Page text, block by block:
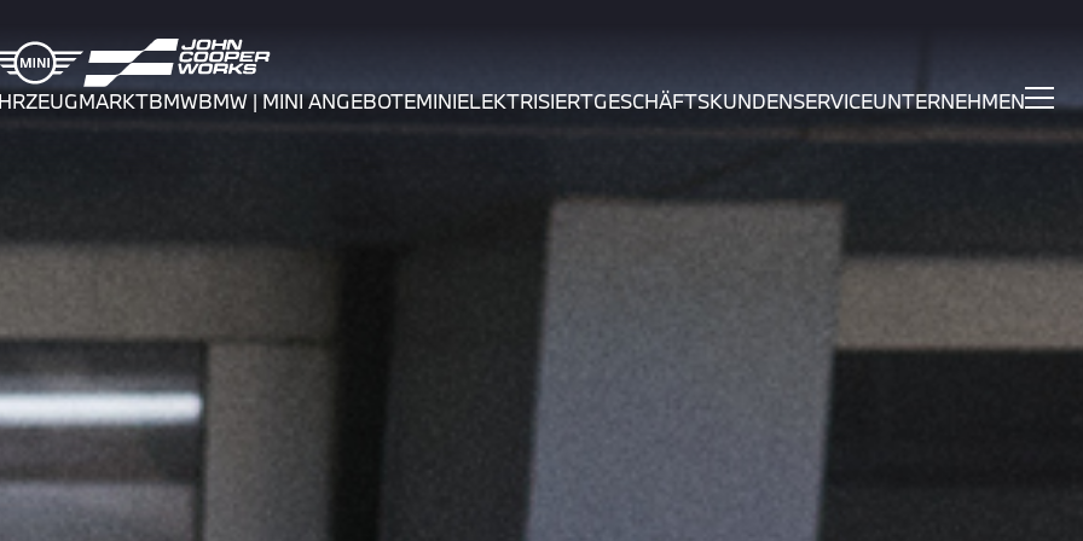
BMWBMW | MINI ANGEBOTEMINIELEKTRISIERTGESCHÄFTSKUNDENSERVICEUNTERNEHMEN